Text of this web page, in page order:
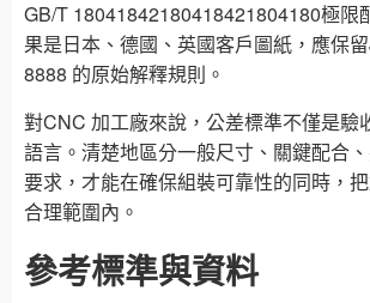
GB/T 18041842180418421804180極限
果是日本、德國、英國客戶圖紙，應保
8888 的原始解釋規則。
對CNC 加工廠來說，公差標準不僅是驗
語言。清楚地區分一般尺寸、關鍵配合
要求，才能在確保組裝可靠性的同時，
合理範圍內。
參考標準與資料